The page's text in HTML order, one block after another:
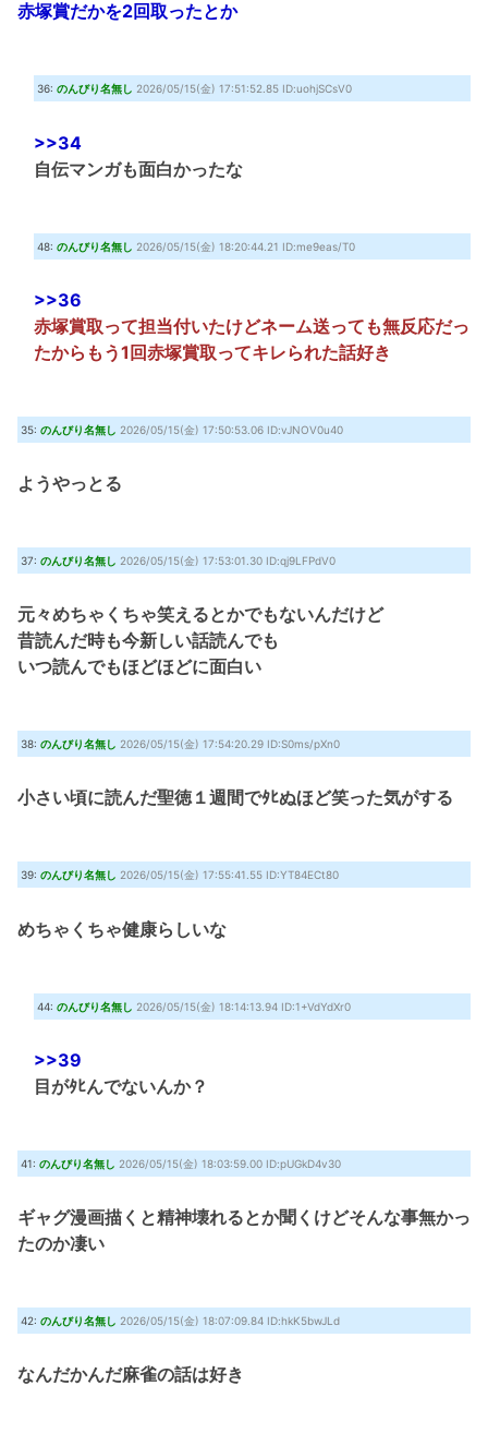
赤塚賞だかを2回取ったとか
36: のんびり名無し 2026/05/15(金) 17:51:52.85 ID:uohjSCsV0
>>34
自伝マンガも面白かったな
48: のんびり名無し 2026/05/15(金) 18:20:44.21 ID:me9eas/T0
>>36
赤塚賞取って担当付いたけどネーム送っても無反応だっ
たからもう1回赤塚賞取ってキレられた話好き
35: のんびり名無し 2026/05/15(金) 17:50:53.06 ID:vJNOV0u40
ようやっとる
37: のんびり名無し 2026/05/15(金) 17:53:01.30 ID:qj9LFPdV0
元々めちゃくちゃ笑えるとかでもないんだけど
昔読んだ時も今新しい話読んでも
いつ読んでもほどほどに面白い
38: のんびり名無し 2026/05/15(金) 17:54:20.29 ID:S0ms/pXn0
小さい頃に読んだ聖徳１週間でﾀﾋぬほど笑った気がする
39: のんびり名無し 2026/05/15(金) 17:55:41.55 ID:YT84ECt80
めちゃくちゃ健康らしいな
44: のんびり名無し 2026/05/15(金) 18:14:13.94 ID:1+VdYdXr0
>>39
目がﾀﾋんでないんか？
41: のんびり名無し 2026/05/15(金) 18:03:59.00 ID:pUGkD4v30
ギャグ漫画描くと精神壊れるとか聞くけどそんな事無かっ
たのか凄い
42: のんびり名無し 2026/05/15(金) 18:07:09.84 ID:hkK5bwJLd
なんだかんだ麻雀の話は好き